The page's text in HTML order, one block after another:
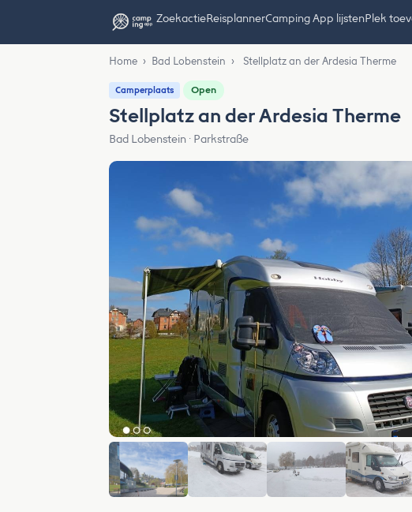
ZoekactieReisplannerCamping App lijstenPlek
Home › Bad Lobenstein › Stellplatz an der Ardesia Therme
Camperplaats Open
Stellplatz an der Ardesia Therme
Bad Lobenstein · Parkstraße